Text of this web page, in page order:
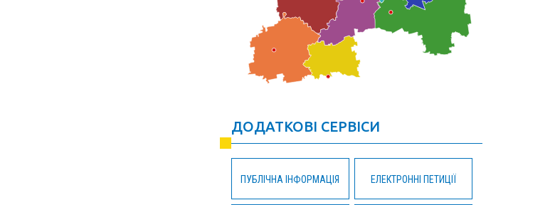
ДОДАТКОВІ СЕРВІСИ
ПУБЛІЧНА ІНФОРМАЦІЯ ЕЛЕКТРОННІ ПЕТИЦІЇ